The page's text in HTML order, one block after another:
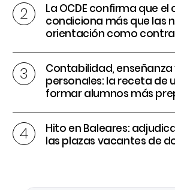
La OCDE confirma que
condiciona más que las
orientación como
Contabilidad, enseñanza
personales: la receta de
formar alumnos más
Hito en Baleares:
las plazas vacantes de